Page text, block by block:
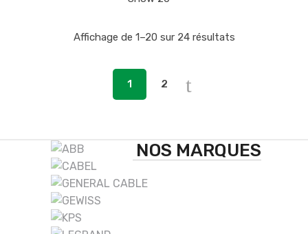
Affichage de 1–20 sur 24 résultats
1 2
NOS MARQUES